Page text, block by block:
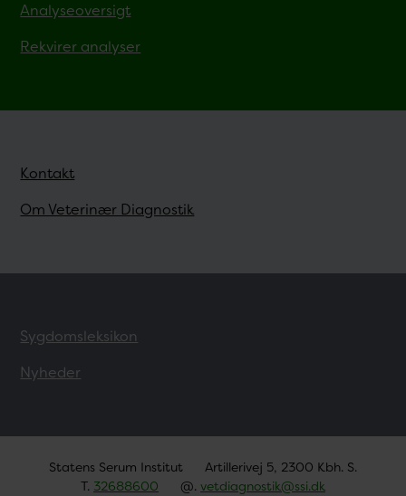
Analyseoversigt
Rekvirer analyser
Kontakt
Om Veterinær Diagnostik
Sygdomsleksikon
Nyheder
Statens Serum Institut
Artillerivej 5, 2300 Kbh. S.
T. 32688600 @. vetdiagnostik@ssi.dk